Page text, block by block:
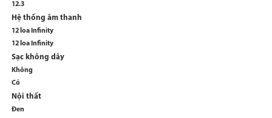
12.3
Hệ thống âm thanh
12 loa Infinity
12 loa Infinity
Sạc không dây
Không
Có
Nội thất
Đen